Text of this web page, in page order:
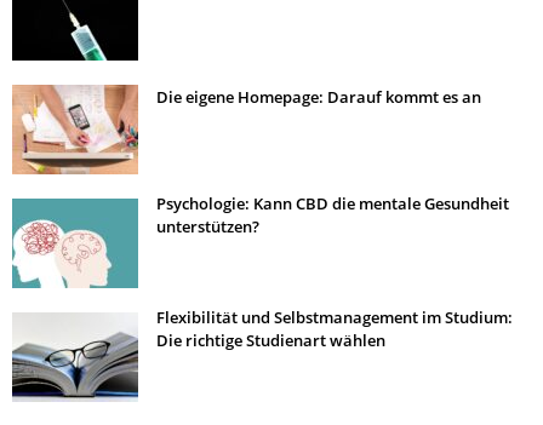
Die eigene Homepage: Darauf kommt es an
Psychologie: Kann CBD die mentale Gesundheit
unterstützen?
Flexibilität und Selbstmanagement im Studium:
Die richtige Studienart wählen